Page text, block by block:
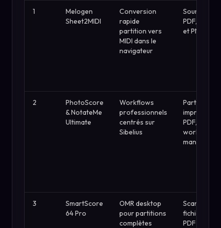
1
Melogen
Sheet2MIDI
Conversion
rapide
partition vers
MIDI dans le
navigateur
Sources
PDF, JPG
et PNG
2
PhotoScore
& NotateMe
Ultimate
Workflows
professionnels
centrés sur
Sibelius
Partitions
imprimées,
PDF,
workflows
manuscrits
3
SmartScore
64 Pro
OMR desktop
pour partitions
complètes
Scans et
fichiers
PDF de